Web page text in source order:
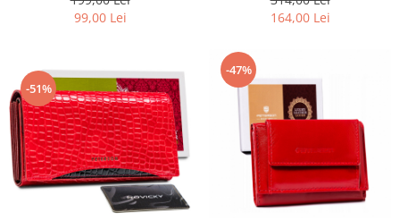
Rovicky PTR-R-PRK-01-S5-
99,00 Lei
164,00 Lei
-51%
-47%